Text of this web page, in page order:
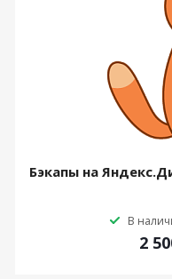
Бэкапы на
В
2